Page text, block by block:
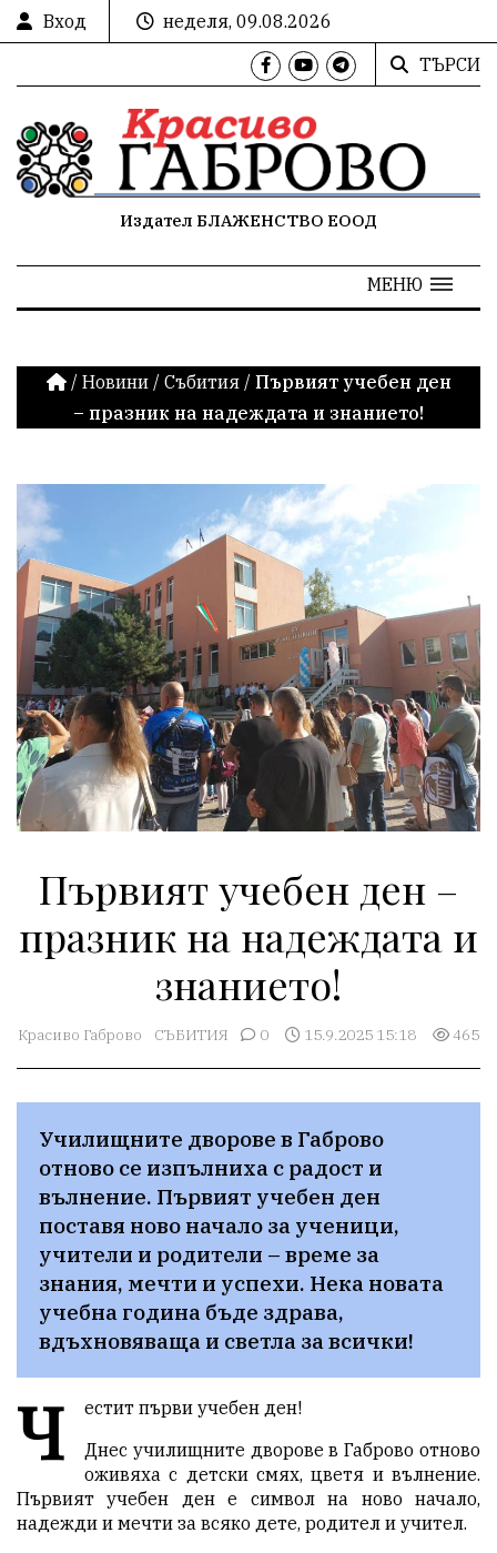
Вход
неделя, 09.08.2026
ТЪРСИ
Издател БЛАЖЕНСТВО ЕООД
МЕНЮ
/ Новини / Събития / Първият учебен ден
– празник на надеждата и знанието!
Първият учебен ден –
празник на надеждата и
знанието!
Красиво Габрово СЪБИТИЯ 0 15.9.2025 15:18 465
Училищните дворове в Габрово
отново се изпълниха с радост и
вълнение. Първият учебен ден
поставя ново начало за ученици,
учители и родители – време за
знания, мечти и успехи. Нека новата
учебна година бъде здрава,
вдъхновяваща и светла за всички!
Ч
естит първи учебен ден!
Днес училищните дворове в Габрово отново
оживяха с детски смях, цветя и вълнение.
Първият учебен ден е символ на ново начало,
надежди и мечти за всяко дете, родител и учител.